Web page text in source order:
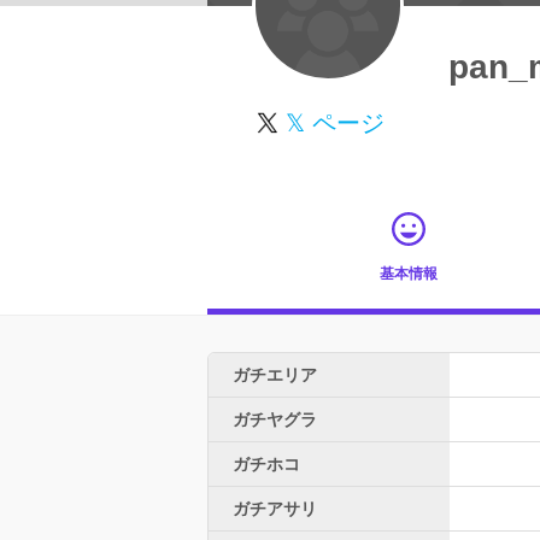
𝕏 ページ
基本情報
ガチエリア
ガチヤグラ
ガチホコ
ガチアサリ